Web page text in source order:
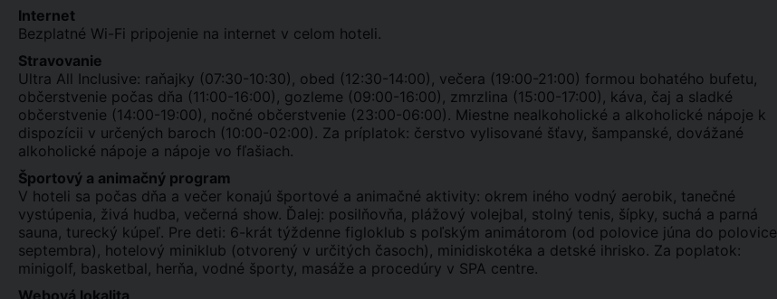
Internet
Bezplatné Wi-Fi pripojenie na internet v celom hoteli.
Stravovanie
Ultra All Inclusive: raňajky (07:30-10:30), obed (12:30-14:00), večera (19:00-21:00) formou bohatého bufetu,
občerstvenie počas dňa (11:00-16:00), gozleme (09:00-16:00), zmrzlina (15:00-17:00), káva, čaj a sladké
občerstvenie (14:00-19:00), nočné občerstvenie (23:00-06:00). Miestne nealkoholické a alkoholické nápoje k
dispozícii v určených baroch (10:00-02:00). Za príplatok: čerstvo vylisované šťavy, šampanské, dovážané
alkoholické nápoje a nápoje vo fľašiach.
Športový a animačný program
V hoteli sa počas dňa a večer konajú športové a animačné aktivity: okrem iného vodný aerobik, tanečné
vystúpenia, živá hudba, večerná show. Ďalej: posilňovňa, plážový volejbal, stolný tenis, šípky, suchá a parná
sauna, turecký kúpeľ. Pre deti: 6-krát týždenne figloklub s poľským animátorom (od polovice júna do polovice
septembra), hotelový miniklub (otvorený v určitých časoch), minidiskotéka a detské ihrisko. Za poplatok:
minigolf, basketbal, herňa, vodné športy, masáže a procedúry v SPA centre.
Webová lokalita